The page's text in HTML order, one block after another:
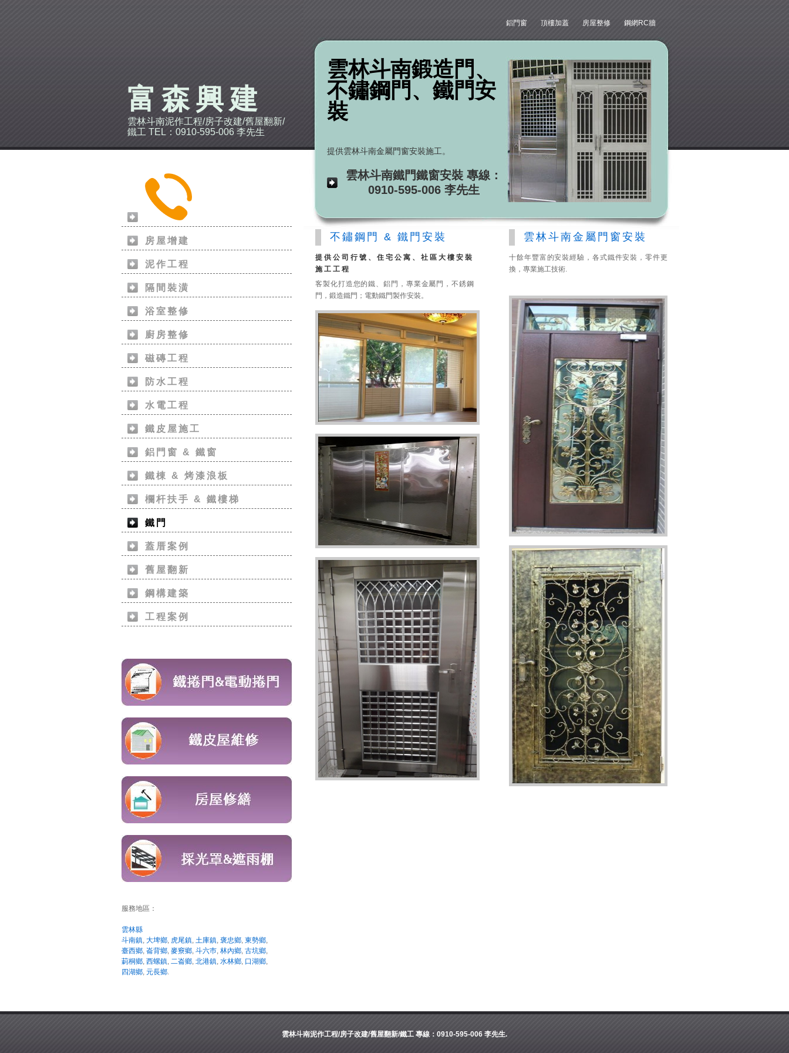
富森興建
雲林斗南泥作工程/房子改建/舊屋翻新/
鐵工 TEL：0910-595-006 李先生
房屋增建
泥作工程
隔間裝潢
浴室整修
廚房整修
磁磚工程
防水工程
水電工程
鐵皮屋施工
鋁門窗 & 鐵窗
鐵棟 & 烤漆浪板
欄杆扶手 & 鐵樓梯
鐵門
蓋厝案例
舊屋翻新
鋼構建築
工程案例
服務地區：
雲林縣
斗南鎮, 大埤鄉, 虎尾鎮, 土庫鎮, 褒忠鄉, 東勢鄉,
臺西鄉, 崙背鄉, 麥竂鄉, 斗六巿, 林內鄉, 古坑鄉,
莿桐鄉, 西螺鎮, 二崙鄉, 北港鎮, 水林鄉, 口湖鄉,
四湖鄉, 元長鄉.
鋁門窗 頂樓加蓋 房屋整修 鋼網RC牆
雲林斗南鍛造門、
不鏽鋼門、鐵門安
裝
提供雲林斗南金屬門窗安裝施工。
雲林斗南鐵門鐵窗安裝 專線：
0910-595-006 李先生
不鏽鋼門 & 鐵門安裝
提供公司行號、住宅公寓、社區大樓安裝
施工工程
客製化打造您的鐵、鋁門，專業金屬門，不銹鋼
門，鍛造鐵門；電動鐵門製作安裝。
雲林斗南金屬門窗安裝
十餘年豐富的安裝經驗，各式鐵件安裝，零件更
換，專業施工技術.
雲林斗南泥作工程/房子改建/舊屋翻新/鐵工 專線：0910-595-006 李先生.